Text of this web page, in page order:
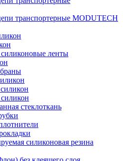
транспортерные MODUTECH
ленты
стеклоткань
силиконовая резина